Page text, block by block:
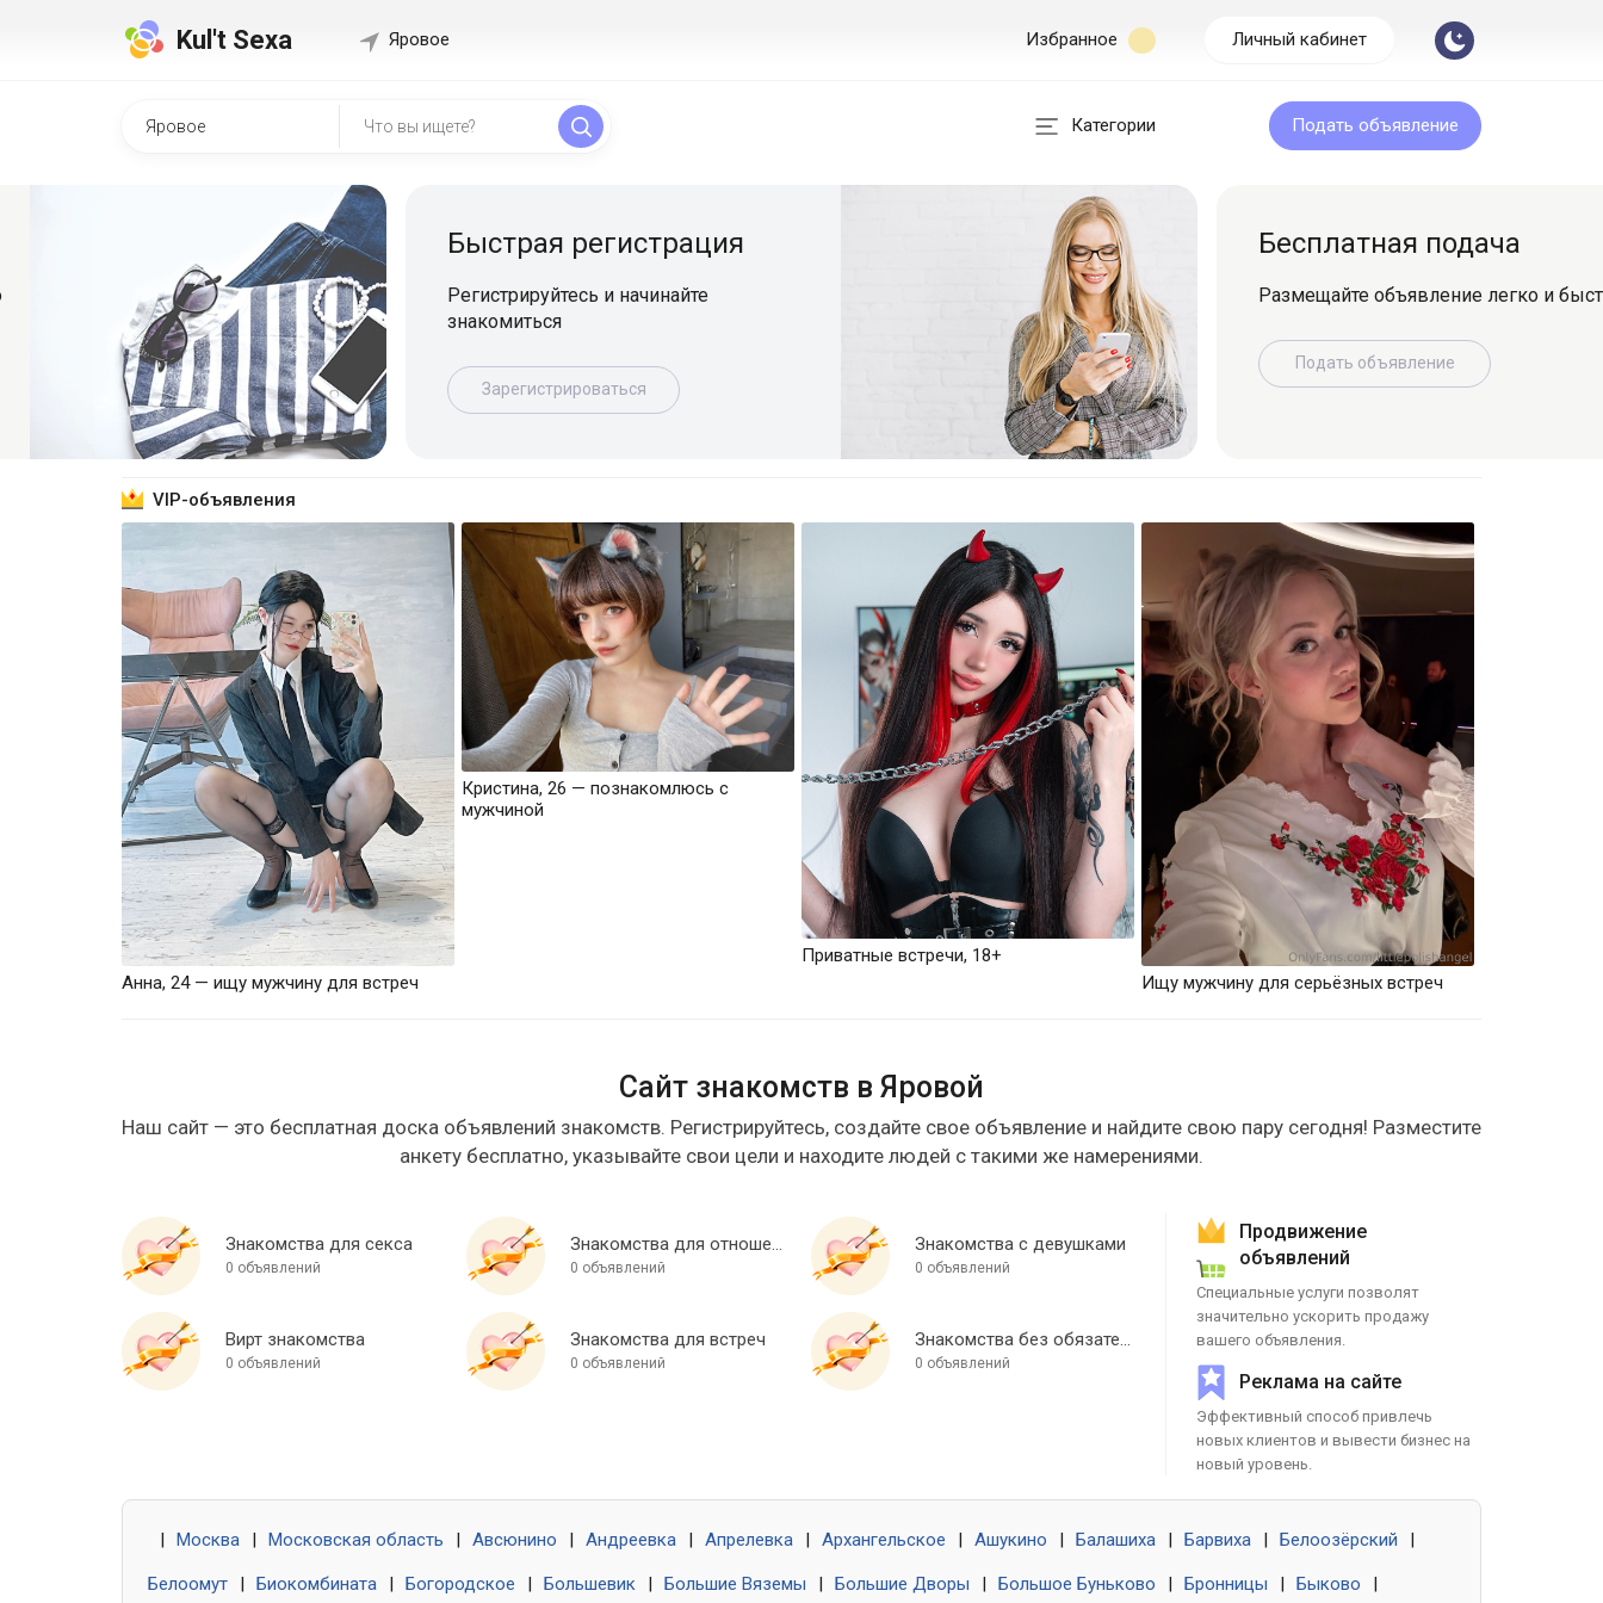
Kul't Sexa Яровое Избранное Личный кабинет
Категории Подать объявление
Быстрая регистрация
Регистрируйтесь и начинайте
знакомиться
Зарегистрироваться
Бесплатная подача
Размещайте объявление легко и
Подать объявление
VIP-объявления
Анна, 24 — ищу мужчину для встреч
Кристина, 26 — познакомлюсь с
мужчиной
Приватные встречи, 18+
Ищу мужчину для серьёзных встреч
Сайт знакомств в Яровой
Наш сайт — это бесплатная доска объявлений знакомств. Регистрируйтесь, создайте свое объявление и найдите свою пару сегодня! Разместите
анкету бесплатно, указывайте свои цели и находите людей с такими же намерениями.
Знакомства для секса
0 объявлений
Знакомства для отношений
0 объявлений
Знакомства с девушками
0 объявлений
Вирт знакомства
0 объявлений
Знакомства для встреч
0 объявлений
Знакомства без обязательств
0 объявлений
Продвижение
объявлений
Специальные услуги позволят
значительно ускорить продажу
вашего объявления.
Реклама на сайте
Эффективный способ привлечь
новых клиентов и вывести бизнес на
новый уровень.
Москва Московская область Авсюнино Андреевка Апрелевка Архангельское Ашукино Балашиха Барвиха Белоозёрский
Белоомут Биокомбината Богородское Большевик Большие Вяземы Большие Дворы Большое Буньково Бронницы Быково